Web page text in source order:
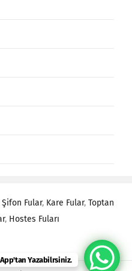
Şifon Fular, Kare Fular, Toptan
, Hostes Fuları
Yazabilrsiniz.